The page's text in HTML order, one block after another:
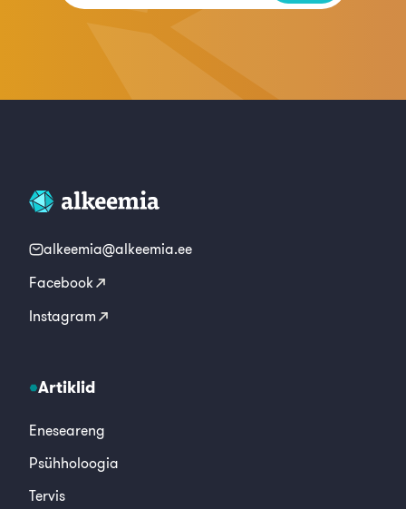
alkeemia@alkeemia.ee
Facebook
Instagram
Artiklid
Eneseareng
Psühholoogia
Tervis